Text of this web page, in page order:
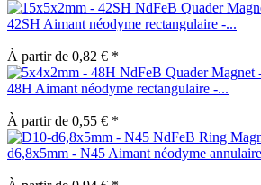
42SH Aimant néodyme rectangulaire -...
À partir de 0,82 € *
48H Aimant néodyme rectangulaire -...
À partir de 0,55 € *
d6,8x5mm - N45 Aimant néodyme